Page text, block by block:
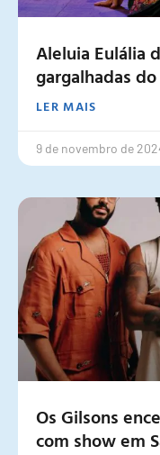
Aleluia Eulália
gargalhadas
LER MAIS
9 de novembro de
Os Gilsons
com show em